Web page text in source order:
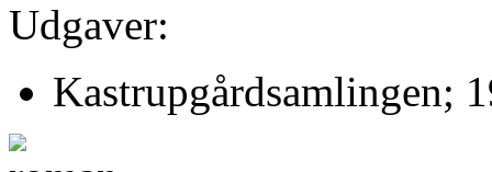
Udgaver:
Kastrupgårdsamlingen;